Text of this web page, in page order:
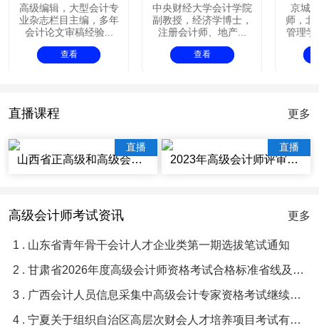
高级编辑，大型会计专
业杂志栏目主编，多年
会计论文审稿经验...
查看
中央财经大学会计学院
副教授，经济学博士，
注册会计师、地产...
查看
京城
师，北
管理学
直播课程 更多
直播
山西省正高级和高级会计师评审辅导视频讲座
直播
2023年高级会计师评审辅导视频课程
高级会计师考试资讯 更多
1 . 山东省青年骨干会计人才企业类第一期选拔笔试通知
2 . 甘肃省2026年度高级会计师资格考试合格标准省线及及格人员名单等有关问题的通知
3 . 广西会计人员信息采集中高级会计专家资格考试继续教育常见问题与解答
4 . 宁夏关于组织自治区高层次财会人才培养项目考试有关事项的通知